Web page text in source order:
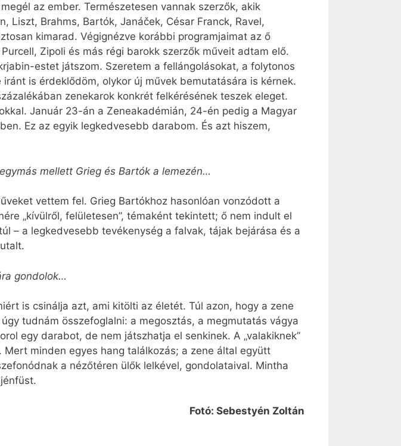
az ember. Természetesen vannak szerzők, akik
Liszt, Brahms, Bartók, Janáček, César Franck, Ravel,
kimarad. Végignézve korábbi programjaimat az ő
Zipoli és más régi barokk szerzők műveit adtam elő.
estet játszom. Szeretem a fellángolásokat, a folytonos
is érdeklődöm, olykor új művek bemutatására is kérnek.
zenekarok konkrét felkérésének teszek eleget.
Január 23-án a Zeneakadémián, 24-én pedig a Magyar
Ez az egyik legkedvesebb darabom. És azt hiszem,
mellett Grieg és Bartók a lemezén…
vettem fel. Grieg Bartókhoz hasonlóan vonzódott a
„kívülről, felületesen”, témaként tekintett; ő nem indult el
– a legkedvesebb tevékenység a falvak, tájak bejárása és a
gondolok…
is csinálja azt, ami kitölti az életét. Túl azon, hogy a zene
tudnám összefoglalni: a megosztás, a megmutatás vágya
egy darabot, de nem játszhatja el senkinek. A „valakiknek”
minden egyes hang találkozás; a zene által együtt
a nézőtéren ülők lelkével, gondolataival. Mintha
Fotó: Sebestyén Zoltán